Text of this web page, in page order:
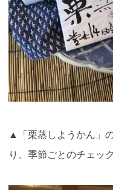
▲「栗蒸しようかん」
り、季節ごとのチェッ